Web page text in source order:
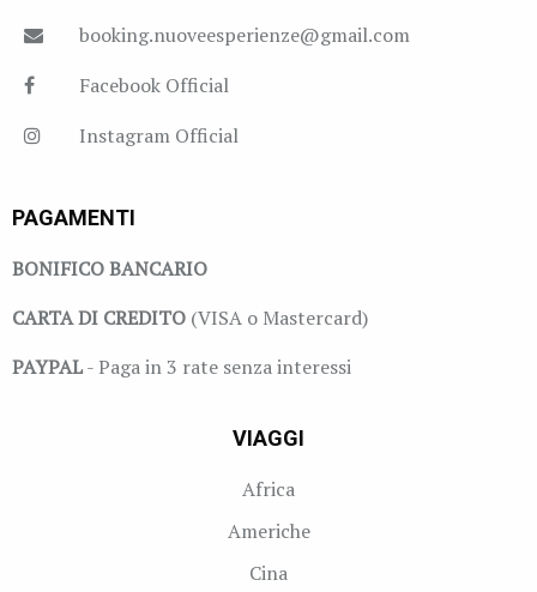
booking.nuoveesperienze@gmail.com
Facebook Official
Instagram Official
PAGAMENTI
BONIFICO BANCARIO
CARTA DI CREDITO (VISA o Mastercard)
PAYPAL- Paga in 3 rate senza interessi
VIAGGI
Africa
Americhe
Cina